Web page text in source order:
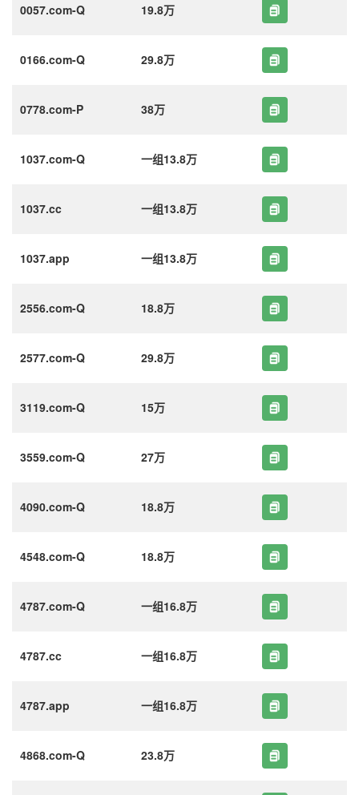
0057.com-Q 19.8万
0166.com-Q 29.8万
0778.com-P 38万
1037.com-Q 一组13.8万
1037.cc 一组13.8万
1037.app 一组13.8万
2556.com-Q 18.8万
2577.com-Q 29.8万
3119.com-Q 15万
3559.com-Q 27万
4090.com-Q 18.8万
4548.com-Q 18.8万
4787.com-Q 一组16.8万
4787.cc 一组16.8万
4787.app 一组16.8万
4868.com-Q 23.8万